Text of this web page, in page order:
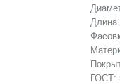
Длина
ГОСТ: